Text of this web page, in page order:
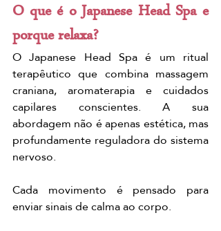
O que é o Japanese Head Spa e
porque relaxa?
O Japanese Head Spa é um ritual
terapêutico que combina massagem
craniana, aromaterapia e cuidados
capilares conscientes. A sua
abordagem não é apenas estética, mas
profundamente reguladora do sistema
nervoso.
Cada movimento é pensado para
enviar sinais de calma ao corpo.